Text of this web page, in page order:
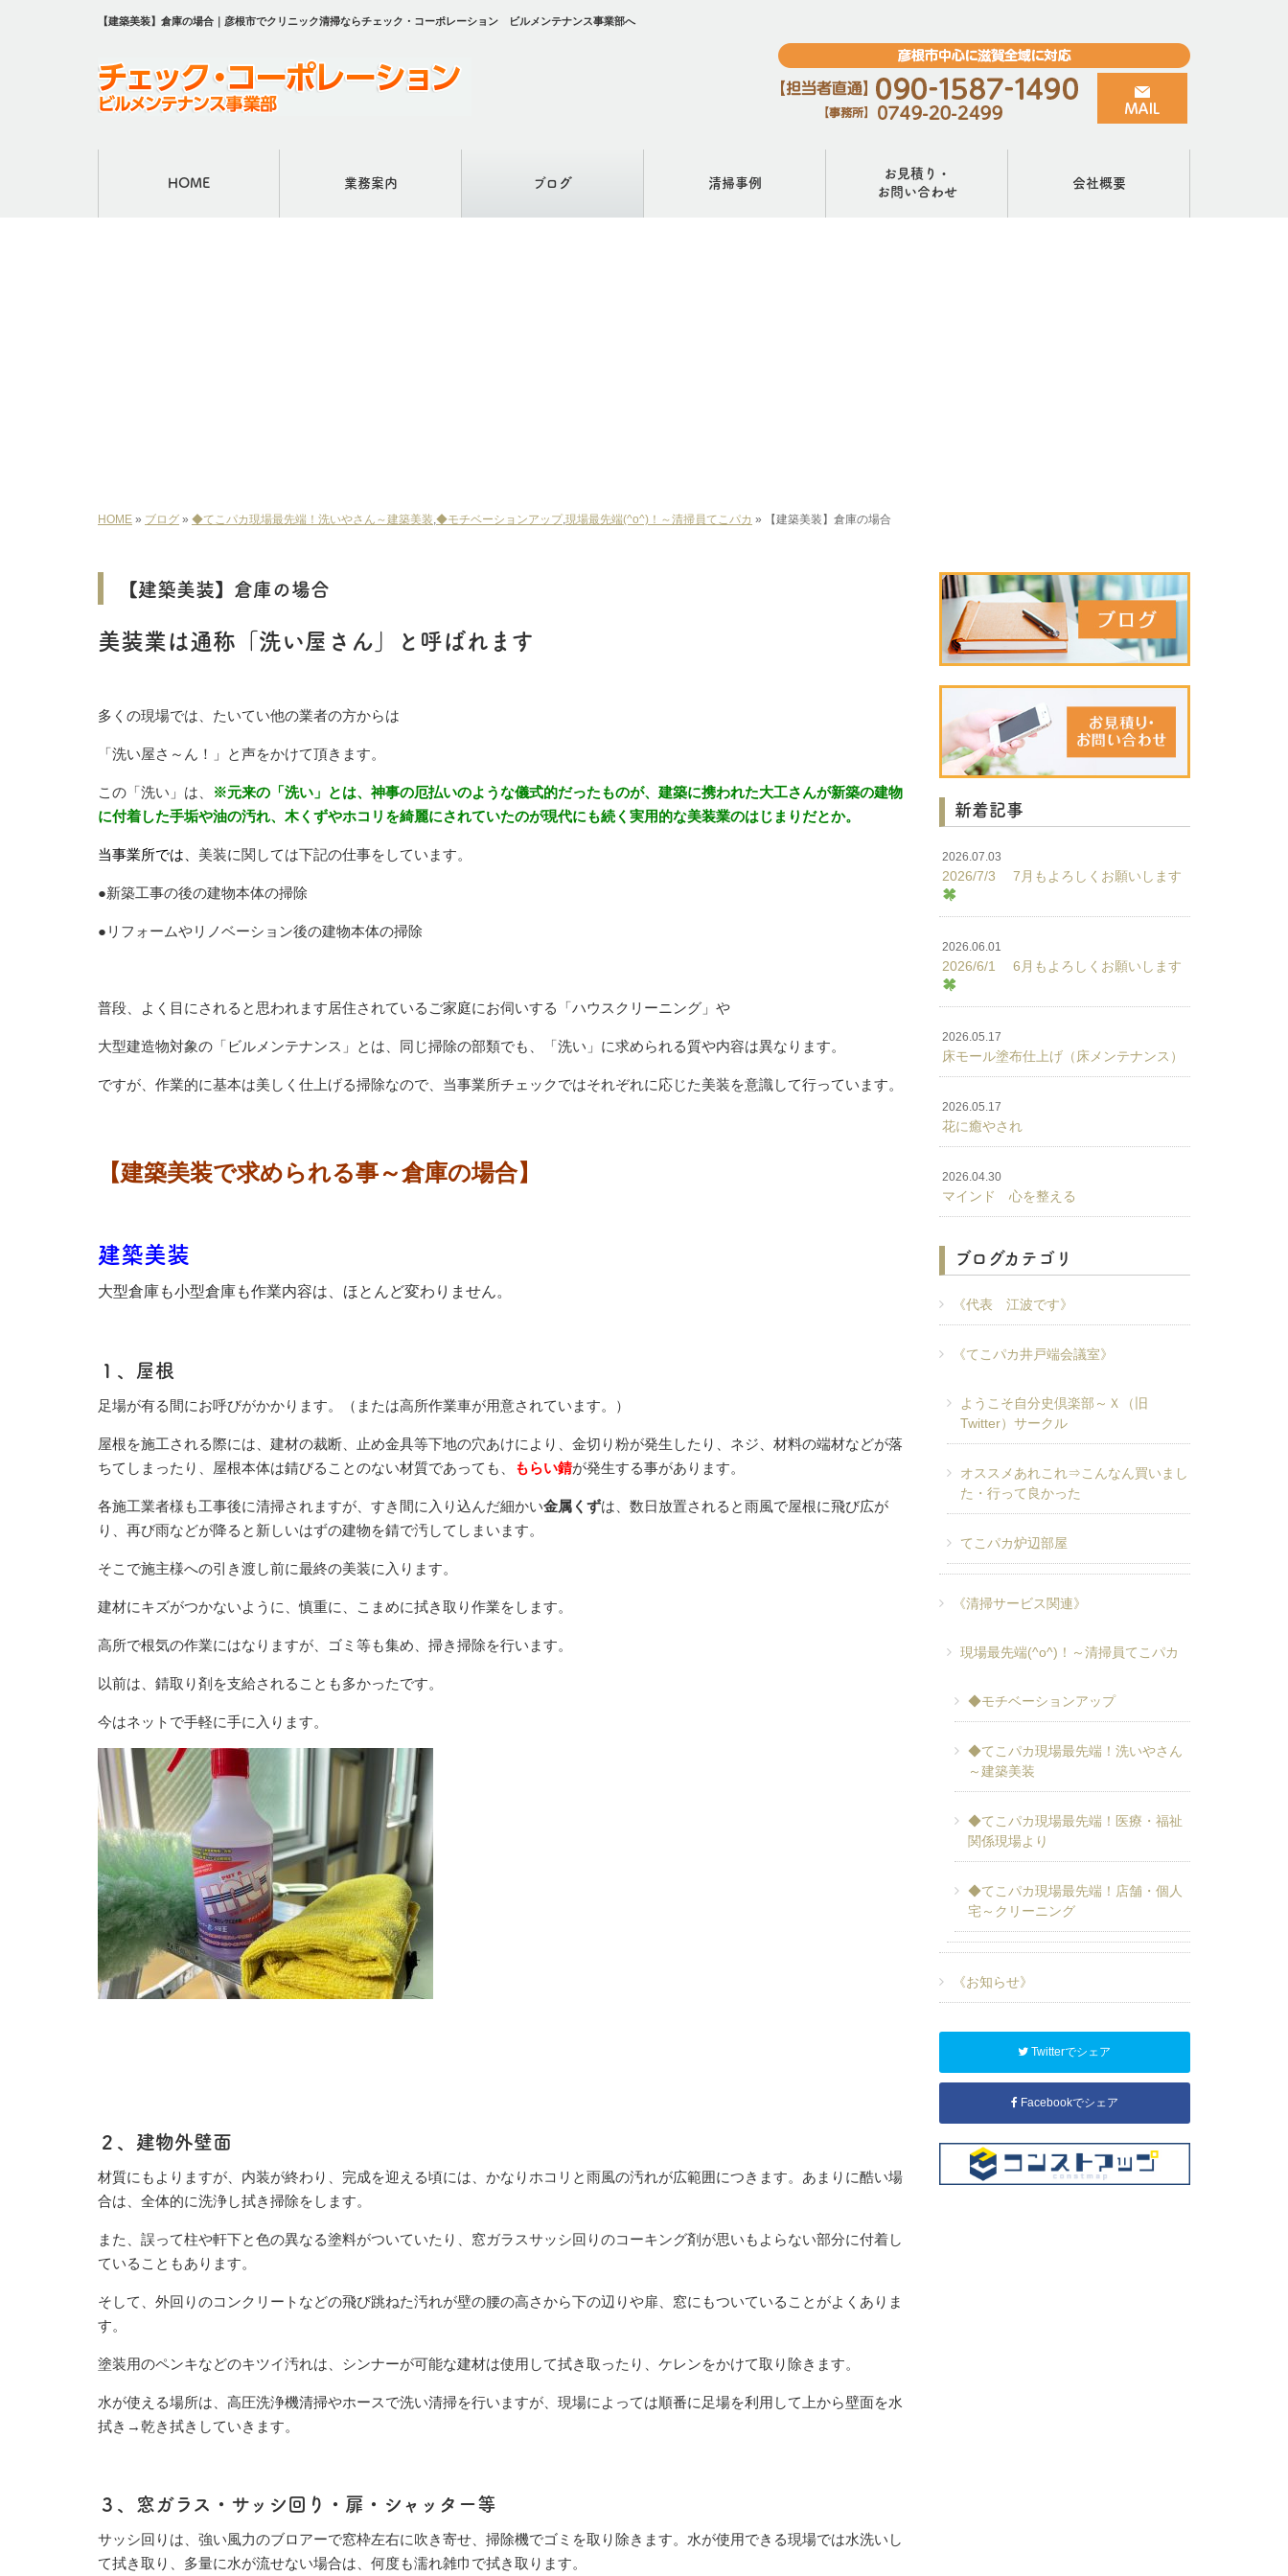
【建築美装】倉庫の場合｜彦根市でクリニック清掃ならチェック・コーポレーション ビルメンテナンス事業部へ
HOME 業務案内 ブログ 清掃事例
お見積り・
お問い合わせ
会社概要
HOME » ブログ » ◆てこパカ現場最先端！洗いやさん～建築美装,◆モチベーションアップ,現場最先端(^o^)！～清掃員てこパカ » 【建築美装】倉庫の場合
【建築美装】倉庫の場合
美装業は通称「洗い屋さん」と呼ばれます
多くの現場では、たいてい他の業者の方からは
「洗い屋さ～ん！」と声をかけて頂きます。
この「洗い」は、
※元来の「洗い」とは、神事の厄払いのような儀式的だったものが、建築に携われた大工さんが新築の建物
に付着した手垢や油の汚れ、木くずやホコリを綺麗にされていたのが現代にも続く実用的な美装業のはじまりだとか。
当事業所では、 美装に関しては下記の仕事をしています。
●新築工事の後の建物本体の掃除
●リフォームやリノベーション後の建物本体の掃除
普段、よく目にされると思われます居住されているご家庭にお伺いする「ハウスクリーニング」や
大型建造物対象の「ビルメンテナンス」とは、同じ掃除の部類でも、「洗い」に求められる質や内容は異なります。
ですが、作業的に基本は美しく仕上げる掃除なので、当事業所チェックではそれぞれに応じた美装を意識して行っています。
【建築美装で求められる事～倉庫の場合】
建築美装
大型倉庫も小型倉庫も作業内容は、ほとんど変わりません。
１、屋根
足場が有る間にお呼びがかかります。（または高所作業車が用意されています。）
屋根を施工される際には、建材の裁断、止め金具等下地の穴あけにより、金切り粉が発生したり、ネジ、材料の端材などが落
ちてしまったり、屋根本体は錆びることのない材質であっても、
もらい錆が発生する事があります。
各施工業者様も工事後に清掃されますが、すき間に入り込んだ細かい金属くずは、数日放置されると雨風で屋根に飛び広が
り、再び雨などが降ると新しいはずの建物を錆で汚してしまいます。
そこで施主様への引き渡し前に最終の美装に入ります。
建材にキズがつかないように、慎重に、こまめに拭き取り作業をします。
高所で根気の作業にはなりますが、ゴミ等も集め、掃き掃除を行います。
以前は、錆取り剤を支給されることも多かったです。
今はネットで手軽に手に入ります。
２、建物外壁面
材質にもよりますが、内装が終わり、完成を迎える頃には、かなりホコリと雨風の汚れが広範囲につきます。あまりに酷い場
合は、全体的に洗浄し拭き掃除をします。
また、誤って柱や軒下と色の異なる塗料がついていたり、窓ガラスサッシ回りのコーキング剤が思いもよらない部分に付着し
ていることもあります。
そして、外回りのコンクリートなどの飛び跳ねた汚れが壁の腰の高さから下の辺りや扉、窓にもついていることがよくありま
す。
塗装用のペンキなどのキツイ汚れは、シンナーが可能な建材は使用して拭き取ったり、ケレンをかけて取り除きます。
水が使える場所は、高圧洗浄機清掃やホースで洗い清掃を行いますが、現場によっては順番に足場を利用して上から壁面を水
拭き→乾き拭きしていきます。
３、窓ガラス・サッシ回り・扉・シャッター等
サッシ回りは、強い風力のブロアーで窓枠左右に吹き寄せ、掃除機でゴミを取り除きます。水が使用できる現場では水洗いし
て拭き取り、多量に水が流せない場合は、何度も濡れ雑巾で拭き取ります。
新着記事
2026.07.03
2026/7/3 7月もよろしくお願いします
2026.06.01
2026/6/1 6月もよろしくお願いします
2026.05.17
床モール塗布仕上げ（床メンテナンス）
2026.05.17
花に癒やされ
2026.04.30
マインド 心を整える
ブログカテゴリ
《代表 江波です》
《てこパカ井戸端会議室》
ようこそ自分史倶楽部～Ｘ（旧
Twitter）サークル
オススメあれこれ⇒こんなん買いまし
た・行って良かった
てこパカ炉辺部屋
《清掃サービス関連》
現場最先端(^o^)！～清掃員てこパカ
◆モチベーションアップ
◆てこパカ現場最先端！洗いやさん
～建築美装
◆てこパカ現場最先端！医療・福祉
関係現場より
◆てこパカ現場最先端！店舗・個人
宅～クリーニング
《お知らせ》
Twitterでシェア
Facebookでシェア